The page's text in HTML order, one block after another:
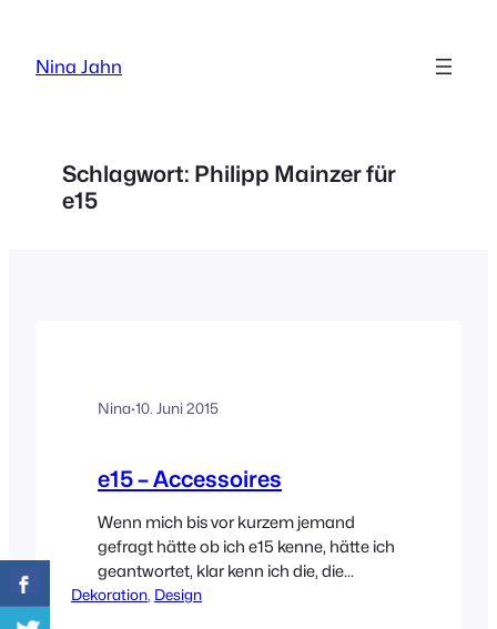
springen
Nina Jahn
Schlagwort: Philipp Mainzer für
e15
Nina·10. Juni 2015
e15 – Accessoires
Wenn mich bis vor kurzem jemand
gefragt hätte ob ich e15 kenne, hätte ich
geantwortet, klar kenn ich die, die
machen mega schöne Möbel! Tja, weit
Dekoration, Design